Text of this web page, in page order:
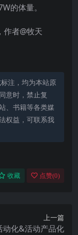
的体量。
作者@牧天
注，均为本站原
意时，禁止复
、书籍等各类媒
权益，可联系我
收藏 点赞(0)
上一篇
动化&活动产品化